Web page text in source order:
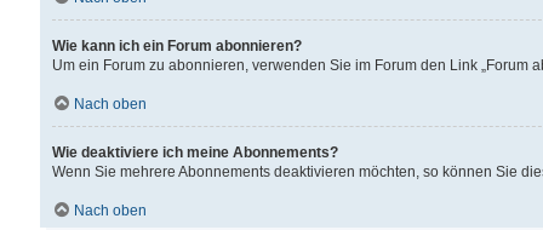
Wie kann ich ein Forum abonnieren?
Um ein Forum zu abonnieren, verwenden Sie im Forum den Link „Forum
Nach oben
Wie deaktiviere ich meine Abonnements?
Wenn Sie mehrere Abonnements deaktivieren möchten, so können Sie
Nach oben